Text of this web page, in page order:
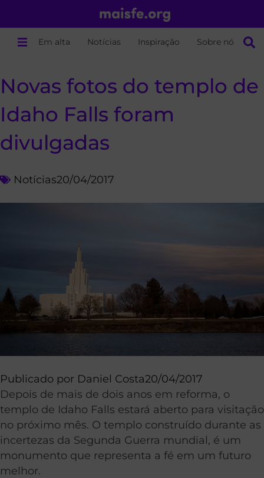
Em alta Notícias Inspiração Sobre nós
Novas fotos do templo de
Idaho Falls foram
divulgadas
Notícias20/04/2017
Publicado por Daniel Costa20/04/2017
Depois de mais de dois anos em reforma, o
templo de Idaho Falls estará aberto para visitação
no próximo mês. O templo construído durante as
incertezas da Segunda Guerra mundial, é um
monumento que representa a fé em um futuro
melhor.